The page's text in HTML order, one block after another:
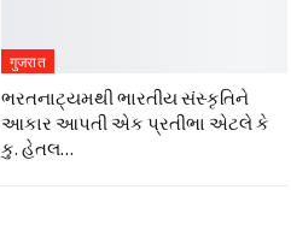
गुजरात
ભરતનાટ્યમથી ભારતીય સંસ્કૃતિને
આકાર આપતી એક પ્રતીભા એટલે કે‌
કુ. હેતલ…